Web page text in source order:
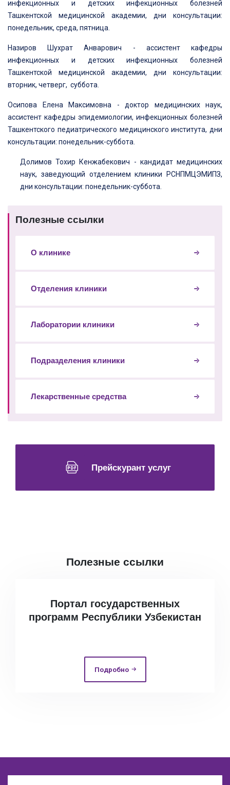
инфекционных и детских инфекционных болезней
Ташкентской медицинской академии, дни консультации:
понедельник, среда, пятница.
Назиров Шухрат Анварович - ассистент кафедры
инфекционных и детских инфекционных болезней
Ташкентской медицинской академии, дни консультации:
вторник, четверг, суббота.
Осипова Елена Максимовна - доктор медицинских наук,
ассистент кафедры эпидемиологии, инфекционных болезней
Ташкентского педиатрического медицинского института, дни
консультации: понедельник-суббота.
Долимов Тохир Кенжабекович - кандидат медицинских
наук, заведующий отделением клиники РСНПМЦЭМИПЗ,
дни консультации: понедельник-суббота.
Полезные ссылки
О клинике
Отделения клиники
Лаборатории клиники
Подразделения клиники
Лекарственные средства
Прейскурант услуг
Полезные ссылки
Портал государственных
программ Республики Узбекистан
Подробно